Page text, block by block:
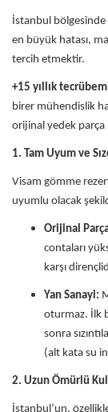
İstanbul bölgesinde
en büyük hatası,
tercih etmektir.
+15 yıllık
birer mühendislik
orijinal yedek parça
1. Tam Uyum ve
Visam gömme
uyumlu olacak
Orijinal
contaları
karşı
Yan Sanayi:
oturmaz. İlk
sonra
(alt kata su
2. Uzun Ömürlü
İstanbul’un,